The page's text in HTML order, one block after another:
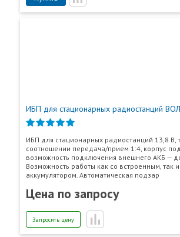
ИБП для стационарных радиостанций
ИБП для стационарных радиостанций 13,8 В,
соотношении передача/прием 1:4, корпус
возможность подключения внешнего АКБ —
Возможность работы как со встроенным, так
аккумулятором. Автоматическая подзар
Цена по запросу
Запросить цену